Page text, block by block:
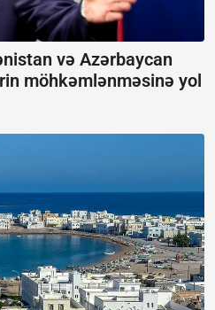
və Azərbaycan
möhkəmlənməsinə yol